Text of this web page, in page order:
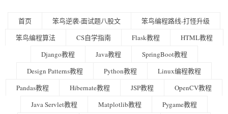
首页 笨鸟逆袭-面试题八股文
笨鸟编程路线-打怪升级
笨鸟编程算法
CS自学指南 Flask教程
HTML教程
Django教程
Java教程
SpringBoot教程
Design Patterns教程
Python教程
Linux编程教程
Pandas教程
Hibernate教程 JSP教程
OpenCV教程
Java Servlet教程
Matplotlib教程
Pygame教程